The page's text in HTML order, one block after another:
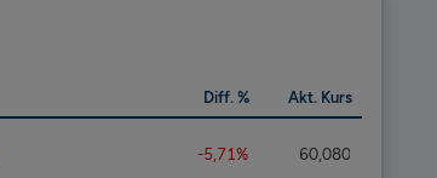
Diff. % Akt. Kurs
-5,71% 60,080